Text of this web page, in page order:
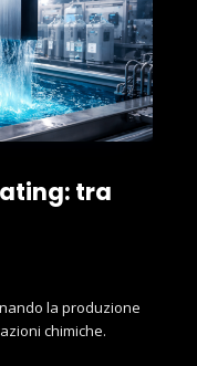
tra
la produzione
chimiche.